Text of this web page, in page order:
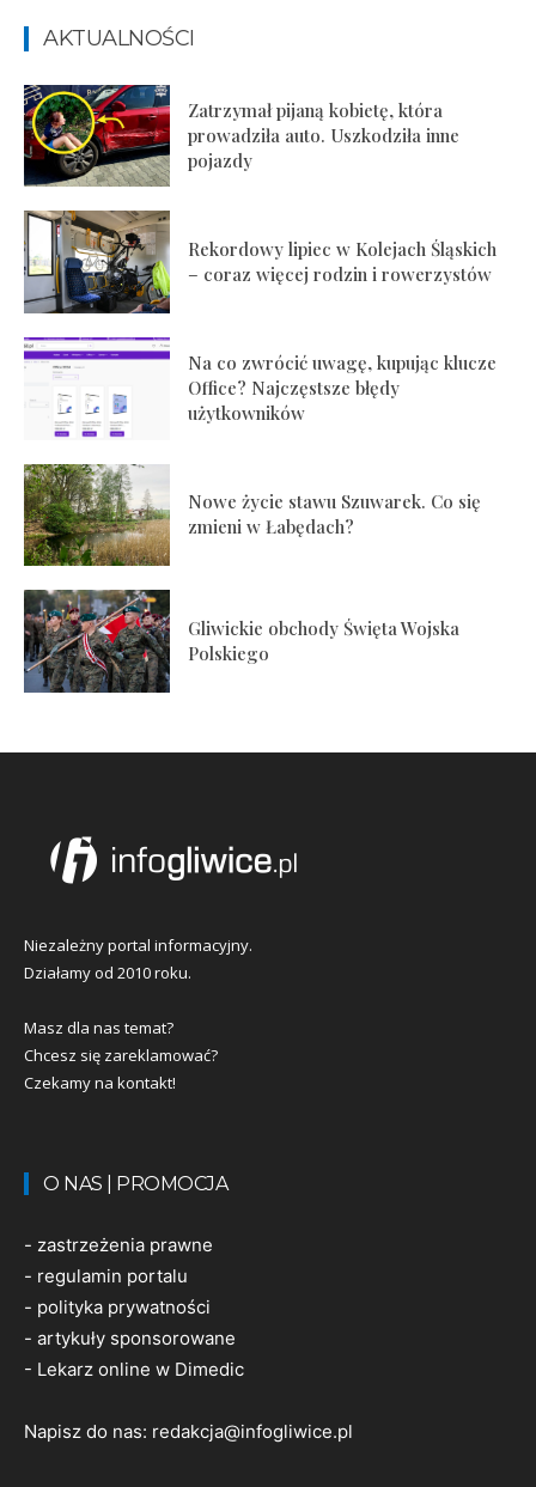
AKTUALNOŚCI
Zatrzymał pijaną kobietę, która
prowadziła auto. Uszkodziła inne
pojazdy
Rekordowy lipiec w Kolejach Śląskich
– coraz więcej rodzin i rowerzystów
Na co zwrócić uwagę, kupując klucze
Office? Najczęstsze błędy
użytkowników
Nowe życie stawu Szuwarek. Co się
zmieni w Łabędach?
Gliwickie obchody Święta Wojska
Polskiego
Niezależny portal informacyjny.
Działamy od 2010 roku.
Masz dla nas temat?
Chcesz się zareklamować?
Czekamy na kontakt!
O NAS | PROMOCJA
- zastrzeżenia prawne
- regulamin portalu
- polityka prywatności
- artykuły sponsorowane
- Lekarz online w Dimedic
Napisz do nas: redakcja@infogliwice.pl